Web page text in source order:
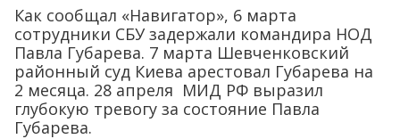
Как сообщал «Навигатор», 6 марта
сотрудники СБУ задержали командира НОД
Павла Губарева. 7 марта Шевченковский
районный суд Киева арестовал Губарева на
2 месяца. 28 апреля МИД РФ выразил
глубокую тревогу за состояние Павла
Губарева.